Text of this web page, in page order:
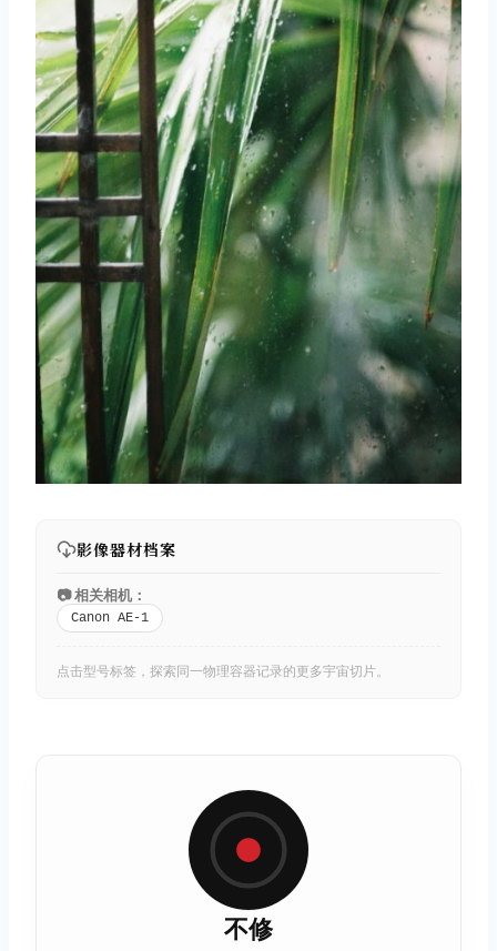
影像器材档案
📷 相关相机：
Canon AE-1
点击型号标签，探索同一物理容器记录的更多宇宙切片。
不修